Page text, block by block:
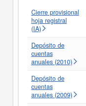
Cierre provisional
hoja registral
(IA)
Depósito de
cuentas
anuales (2010)
Depósito de
cuentas
anuales (2009)